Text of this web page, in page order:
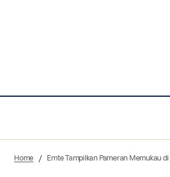
Indonesia: Ketika Seni Rias Wajah
Home Emte Tampilkan Pameran Memukau